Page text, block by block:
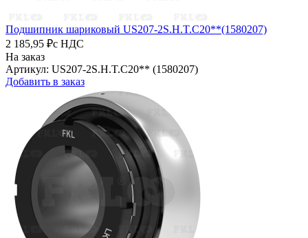
Подшипник шариковый US207-2S.H.T.C20**(1580207)
2 185,95 ₽с НДС
На заказ
Артикул: US207-2S.H.T.C20** (1580207)
Добавить в заказ